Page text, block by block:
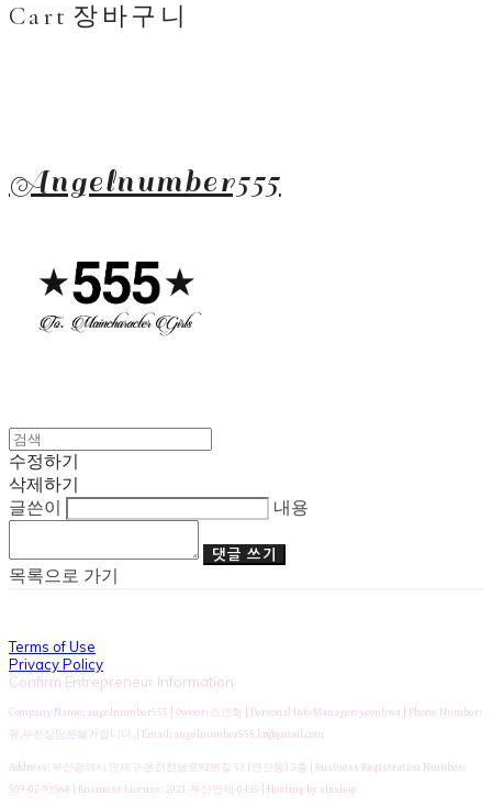
Cart 장바구니
Angelnumber555
수정하기
삭제하기
글쓴이
내용
댓글 쓰기
목록으로 가기
Terms of Use
Privacy Policy
Confirm Entrepreneur Information
Company Name: angelnumber555 | Owner: 조연화 | Personal Info Manager: yeonhwa | Phone Number:
유,무선상담은불가합니다. | Email: angelnumber555.kr@gmail.com
Address: 부산광역시 연제구 온천천남로92번길 53 (연산동) 3층 | Business Registration Number:
509-02-97568 | Business License:2021-부산연제-0435 | Hosting by sixshop